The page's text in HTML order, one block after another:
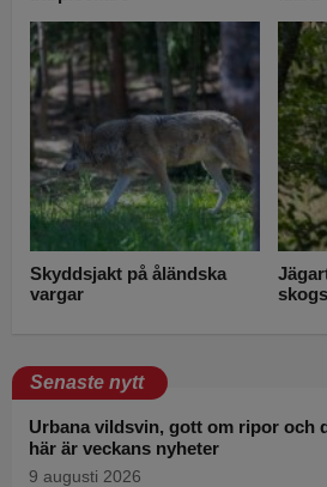
Skyddsjakt på åländska
vargar
Senaste nytt
Urbana vildsvin, gott om ripor och
här är veckans nyheter
9 augusti 2026